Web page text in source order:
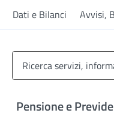
Dati e Bilanci Avvisi,
Pensione e